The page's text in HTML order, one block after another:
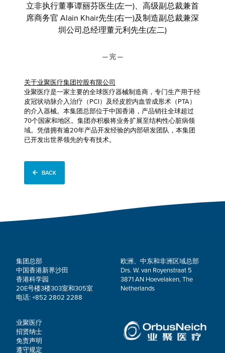
立非执行董事谭丽芬医生(左一)、高级副总裁兼首
席商务官 Alain Khair先生(右一)及制造副总裁兼深
圳公司总经理董元利先生(左二)
— 完 —
关于业聚医疗集团控股有限公司
业聚医疗是一家主要的全球医疗器械制造商，专门生产用于经
皮冠状动脉介入治疗（PCI）及经皮腔内血管成形术（PTA）
的介入器械。本集团总部位于中国香港，产品销往全球超过
70个国家和地区。集团亦积极将业务扩展至结构性心脏病领
域。凭借拥有逾20年产品开发经验的内部研发团队，本集团
已开发出世界领先的专有技术。
BACK
集团总部
中国香港新界沙田
香港科学园
20E号楼3楼303室和305室
电话: +852 2802 2288
欧洲、中东和非洲区域总部
Drs. W. van Royenstraat 5
3871 AN Hoevelaken, The
Netherlands
业聚医疗
招贤纳士
免责声明
遵守规定